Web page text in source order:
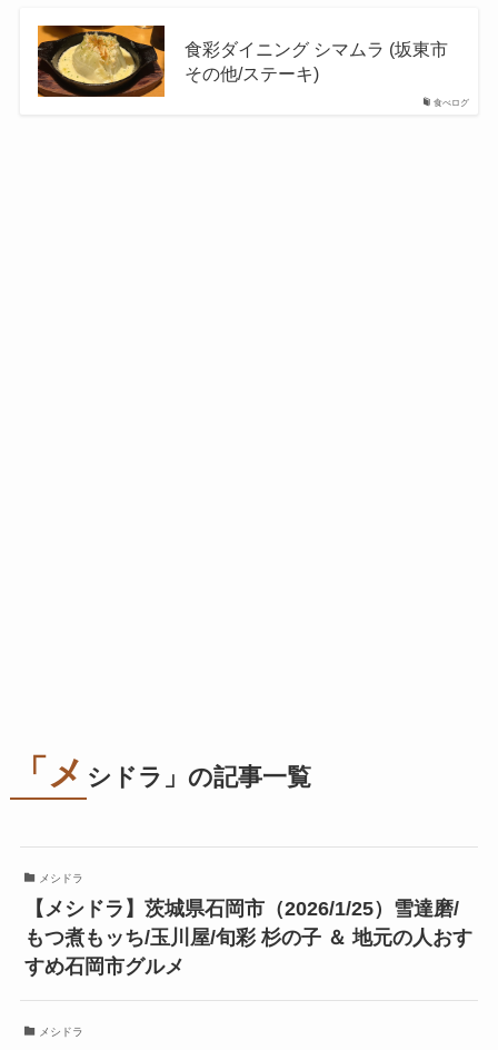
食べログ
食彩ダイニング シマムラ (坂東市
その他/ステーキ)
「メ シドラ」の記事一覧
メシドラ
【メシドラ】茨城県石岡市（2026/1/25）雪達磨/
もつ煮もッち/玉川屋/旬彩 杉の子 ＆ 地元の人おす
すめ石岡市グルメ
メシドラ